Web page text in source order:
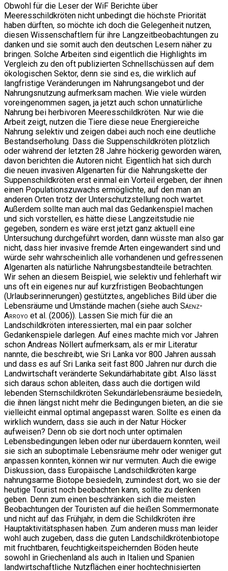
Obwohl für die Leser der WiF Berichte über
Meeresschildkröten nicht unbedingt die höchste Priorität
haben dürften, so möchte ich doch die Gelegenheit nutzen,
diesen Wissenschaftlern für ihre Langzeitbeobachtungen zu
danken und sie somit auch den deutschen Lesern näher zu
bringen. Solche Arbeiten sind eigentlich die Highlights im
Vergleich zu den oft publizierten Schnellschüssen auf dem
ökologischen Sektor, denn sie sind es, die wirklich auf
langfristige Veränderungen im Nahrungsangebot und der
Nahrungsnutzung aufmerksam machen. Wie viele würden
voreingenommen sagen, ja jetzt auch schon unnatürliche
Nahrung bei herbivoren Meeresschildkröten. Nur wie die
Arbeit zeigt, nutzen die Tiere diese neue Energiereiche
Nahrung selektiv und zeigen dabei auch noch eine deutliche
Bestandserholung. Dass die Suppenschildkröten plötzlich
oder während der letzten 28 Jahre höckerig geworden wären,
davon berichten die Autoren nicht. Eigentlich hat sich durch
die neuen invasiven Algenarten für die Nahrungskette der
Suppenschildkröten erst einmal ein Vorteil ergeben, der ihnen
einen Populationszuwachs ermöglichte, auf den man an
anderen Orten trotz der Unterschutzstellung noch wartet.
Außerdem sollte man auch mal das Gedankenspiel machen
und sich vorstellen, es hätte diese Langzeitstudie nie
gegeben, sondern es wäre erst jetzt ganz aktuell eine
Untersuchung durchgeführt worden, dann wüsste man also gar
nicht, dass hier invasive fremde Arten eingewandert sind und
würde sehr wahrscheinlich alle vorhandenen und gefressenen
Algenarten als natürliche Nahrungsbestandteile betrachten.
Wir sehen an diesem Beispiel, wie selektiv und fehlerhaft wir
uns oft ein eigenes nur auf kurzfristigen Beobachtungen
(Urlaubserinnerungen) gestütztes, angebliches Bild über die
Lebensräume und Umstände machen (siehe auch Sáenz-
Arroyo et al. (2006)). Lassen Sie mich für die an
Landschildkröten interessierten, mal ein paar solcher
Gedankenspiele darlegen. Auf eines machte mich vor Jahren
schon Andreas Nöllert aufmerksam, als er mir Literatur
nannte, die beschreibt, wie Sri Lanka vor 800 Jahren aussah
und dass es auf Sri Lanka seit fast 800 Jahren nur durch die
Landwirtschaft veränderte Sekundärhabitate gibt. Also lässt
sich daraus schon ableiten, dass auch die dortigen wild
lebenden Sternschildkröten Sekundärlebensräume besiedeln,
die ihnen längst nicht mehr die Bedingungen bieten, an die sie
vielleicht einmal optimal angepasst waren. Sollte es einen da
wirklich wundern, dass sie auch in der Natur Höcker
aufweisen? Denn ob sie dort noch unter optimalen
Lebensbedingungen leben oder nur überdauern konnten, weil
sie sich an suboptimale Lebensräume mehr oder weniger gut
anpassen konnten, können wir nur vermuten. Auch die ewige
Diskussion, dass Europäische Landschildkröten karge
nahrungsarme Biotope besiedeln, zumindest dort, wo sie der
heutige Tourist noch beobachten kann, sollte zu denken
geben. Denn zum einen beschränken sich die meisten
Beobachtungen der Touristen auf die heißen Sommermonate
und nicht auf das Frühjahr, in dem die Schildkröten ihre
Hauptaktivitätsphasen haben. Zum anderen muss man leider
wohl auch zugeben, dass die guten Landschildkrötenbiotope
mit fruchtbaren, feuchtigkeitspeichernden Böden heute
sowohl in Griechenland als auch in Italien und Spanien
landwirtschaftliche Nutzflächen einer hochtechnisierten